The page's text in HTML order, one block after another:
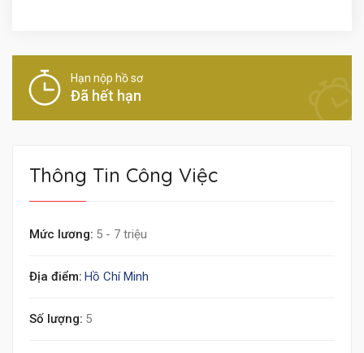
Hạn nộp hồ sơ
Đã hết hạn
Thông Tin Công Việc
Mức lương: 5 - 7 triệu
Địa điểm: Hồ Chí Minh
Số lượng: 5